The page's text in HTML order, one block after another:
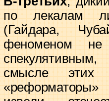
по лекалам
(Гайдара,
феноменом не
смысле этих